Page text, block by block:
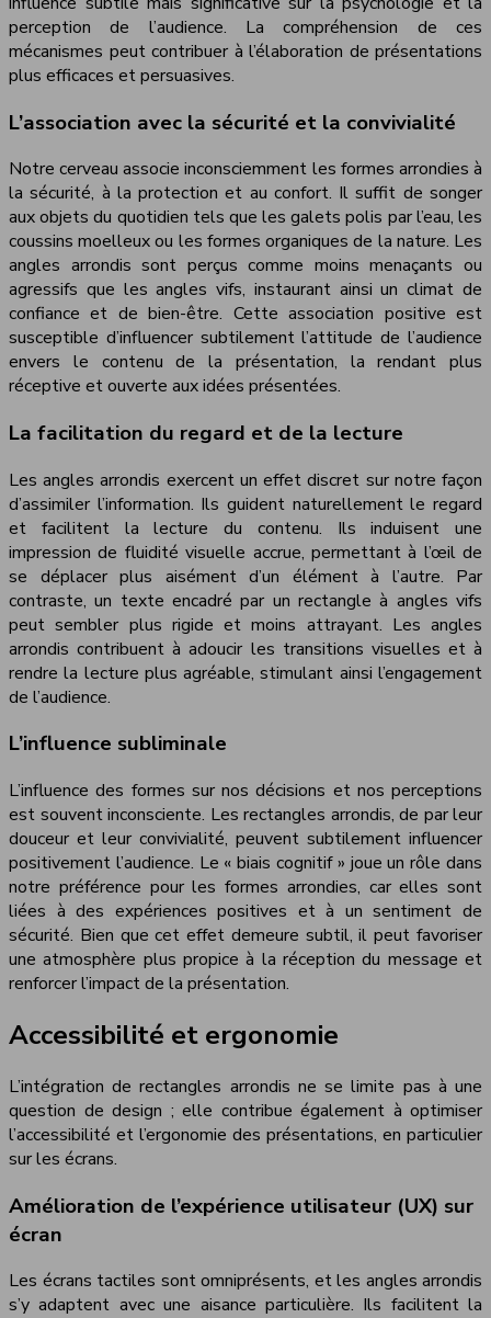
perception de l’audience. La compréhension de ces
mécanismes peut contribuer à l’élaboration de présentations
plus efficaces et persuasives.
L’association avec la sécurité et la convivialité
Notre cerveau associe inconsciemment les formes arrondies à
la sécurité, à la protection et au confort. Il suffit de songer
aux objets du quotidien tels que les galets polis par l’eau, les
coussins moelleux ou les formes organiques de la nature. Les
angles arrondis sont perçus comme moins menaçants ou
agressifs que les angles vifs, instaurant ainsi un climat de
confiance et de bien-être. Cette association positive est
susceptible d’influencer subtilement l’attitude de l’audience
envers le contenu de la présentation, la rendant plus
réceptive et ouverte aux idées présentées.
La facilitation du regard et de la lecture
Les angles arrondis exercent un effet discret sur notre façon
d’assimiler l’information. Ils guident naturellement le regard
et facilitent la lecture du contenu. Ils induisent une
impression de fluidité visuelle accrue, permettant à l’œil de
se déplacer plus aisément d’un élément à l’autre. Par
contraste, un texte encadré par un rectangle à angles vifs
peut sembler plus rigide et moins attrayant. Les angles
arrondis contribuent à adoucir les transitions visuelles et à
rendre la lecture plus agréable, stimulant ainsi l’engagement
de l’audience.
L’influence subliminale
L’influence des formes sur nos décisions et nos perceptions
est souvent inconsciente. Les rectangles arrondis, de par leur
douceur et leur convivialité, peuvent subtilement influencer
positivement l’audience. Le « biais cognitif » joue un rôle dans
notre préférence pour les formes arrondies, car elles sont
liées à des expériences positives et à un sentiment de
sécurité. Bien que cet effet demeure subtil, il peut favoriser
une atmosphère plus propice à la réception du message et
renforcer l’impact de la présentation.
Accessibilité et ergonomie
L’intégration de rectangles arrondis ne se limite pas à une
question de design ; elle contribue également à optimiser
l’accessibilité et l’ergonomie des présentations, en particulier
sur les écrans.
Amélioration de l’expérience utilisateur (UX) sur
écran
Les écrans tactiles sont omniprésents, et les angles arrondis
s’y adaptent avec une aisance particulière. Ils facilitent la